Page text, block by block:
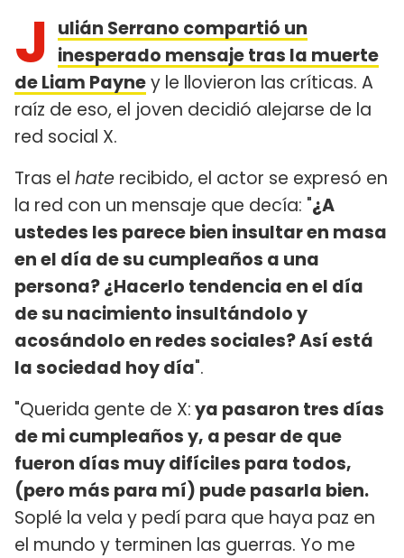
J ulián Serrano compartió un
inesperado mensaje tras la muerte
de Liam Payney le llovieron las críticas. A
raíz de eso, el joven decidió alejarse de la
red social X.
Tras el hate recibido, el actor se expresó en
la red con un mensaje que decía: "¿A
ustedes les parece bien insultar en masa
en el día de su cumpleaños a una
persona? ¿Hacerlo tendencia en el día
de su nacimiento insultándolo y
acosándolo en redes sociales? Así está
la sociedad hoy día".
"Querida gente de X:ya pasaron tres días
de mi cumpleaños y, a pesar de que
fueron días muy difíciles para todos,
(pero más para mí) pude pasarla bien.
Soplé la vela y pedí para que haya paz en
el mundo y terminen las guerras. Yo me